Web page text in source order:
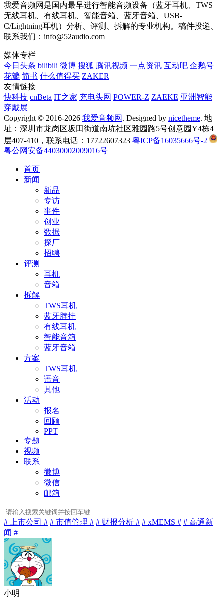
我爱音频网是国内最早进行智能音频设备（蓝牙耳机、TWS
无线耳机、有线耳机、智能音箱、蓝牙音箱、USB-
C/Lightning耳机）分析、评测、拆解的专业机构。稿件投递、
联系我们：info@52audio.com
媒体专栏
今日头条 bilibili 微博 搜狐 腾讯视频 一点资讯 互动吧 企鹅号
花瓣 简书 什么值得买 ZAKER
友情链接
快科技 cnBeta IT之家 充电头网 POWER-Z ZAEKE 亚洲智能
穿戴展
Copyright © 2016-2026 我爱音频网 . Designed by nicetheme. 地
址：深圳市龙岗区坂田街道南坑社区雅园路5号创意园Y4栋4
层407-410，联系电话：17722607323 粤ICP备16035666号-2
粤公网安备44030002009016号
首页
新闻
新品
专访
事件
创业
数据
探厂
招聘
评测
耳机
音箱
拆解
TWS耳机
蓝牙脖挂
有线耳机
智能音箱
蓝牙音箱
方案
TWS耳机
语音
其他
活动
报名
回顾
PPT
专题
视频
联系
微博
微信
邮箱
# 上市公司 # # 市值管理 # # 财报分析 # # xMEMS # # 高通新
闻 #
小明